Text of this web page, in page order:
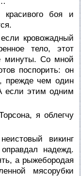
боя и
кровожадный
тело, этот
минуты. Со мной
поспорить: он
прежде чем один
если этим одним
я облегчу
викинг
надежд.
а рыжебородая
мясорубки